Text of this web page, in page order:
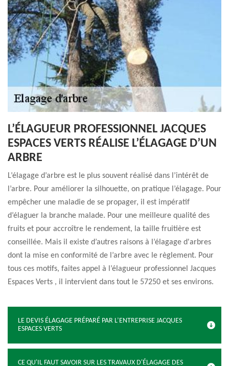
L’ÉLAGUEUR PROFESSIONNEL JACQUES
ESPACES VERTS RÉALISE L’ÉLAGAGE D’UN
ARBRE
L’élagage d’arbre est le plus souvent réalisé dans l’intérêt de
l’arbre. Pour améliorer la silhouette, on pratique l’élagage. Pour
empêcher une maladie de se propager, il est impératif
d’élaguer la branche malade. Pour une meilleure qualité des
fruits et pour accroître le rendement, la taille fruitière est
conseillée. Mais il existe d’autres raisons à l’élagage d'arbres
dont la mise en conformité de l’arbre avec le règlement. Pour
tous ces motifs, faites appel à l’élagueur professionnel Jacques
Espaces Verts , il intervient dans tout le 57250 et ses environs.
LE DEVIS ÉLAGAGE PRÉPARÉ PAR L’ENTREPRISE JACQUES
ESPACES VERTS
CE QU'IL FAUT SAVOIR SUR LES TRAVAUX D'ÉLAGAGE DES